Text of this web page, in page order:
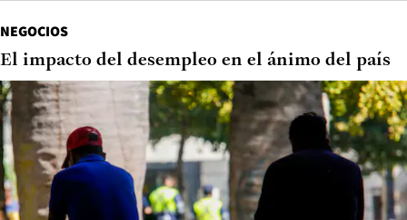
NEGOCIOS
El impacto del desempleo en el ánimo del país